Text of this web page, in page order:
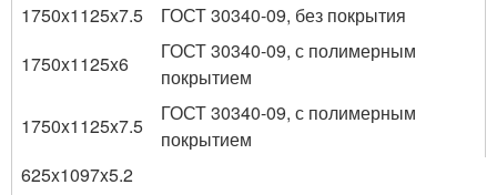
1750x1125x7.5
ГОСТ 30340-09, без покрытия
1750x1125x6
ГОСТ 30340-09, с полимерным
покрытием
1750x1125x7.5
ГОСТ 30340-09, с полимерным
покрытием
625x1097x5.2